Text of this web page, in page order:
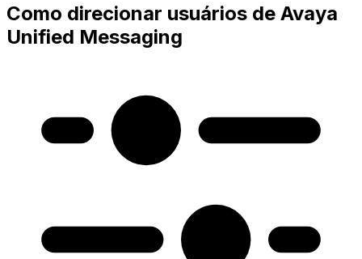
Como direcionar usuários de Avaya
Unified Messaging